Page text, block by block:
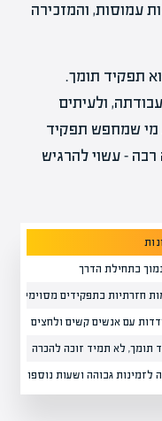
עמוסות, והמזכירה
תפקיד תומך.
ולעיתים
מי שמחפש תפקיד
– עשוי להרגיש
בתחילת הדרך
חזרתיות בתפקידים מסוימים
עם אנשים קשים ולחצים
תומך, לא תמיד זוכה להכרה
לזמינות גבוהה ושעות נוספות